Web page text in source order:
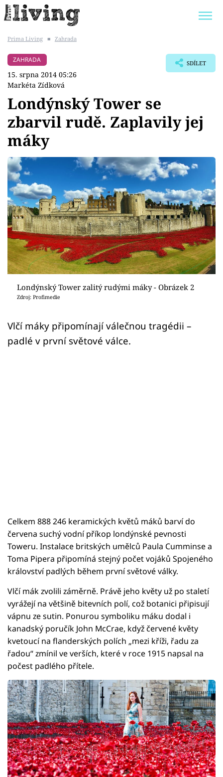
BYDLENÍ SLAVNÝCH
Témata
Bydlení
Zahrada
Design
Sledujte prima+
Přihlášení
Sledujte nás
Prima Living ■ Zahrada
ZAHRADA
15. srpna 2014 05:26
Markéta Zídková
SDÍLET
Londýnský Tower se
zbarvil rudě. Zaplavily jej
máky
Londýnský Tower zalitý rudými máky - Obrázek 2
Zdroj: Profimedie
Vlčí máky připomínají válečnou tragédii –
padlé v první světové válce.
Celkem 888 246 keramických květů máků barví do
červena suchý vodní příkop londýnské pevnosti
Toweru. Instalace britských umělců Paula Cumminse a
Toma Pipera připomíná stejný počet vojáků Spojeného
království padlých během první světové války.
Vlčí mák zvolili záměrně. Právě jeho květy už po staletí
vyrážejí na většině bitevních polí, což botanici připisují
vápnu ze sutin. Ponurou symboliku máku dodal i
kanadský poručík John McCrae, když červené květy
kvetoucí na flanderských polích „mezi kříži, řadu za
řadou“ zmínil ve verších, které v roce 1915 napsal na
počest padlého přítele.